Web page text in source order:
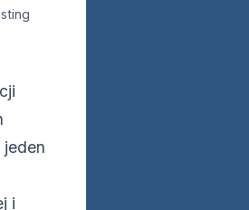
jeden
i